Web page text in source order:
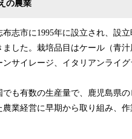
の農業
志市に1995年に設立され、設
した。栽培品目はケール（青
サイレージ、イタリアンライグ
も有数の生産量で、鹿児島県
業経営に早期から取り組み、